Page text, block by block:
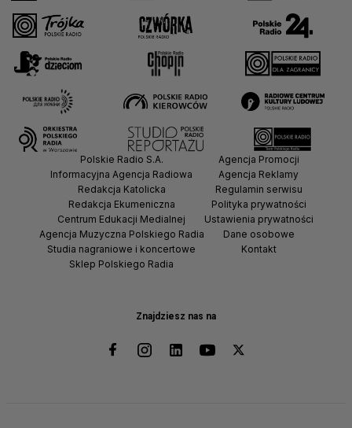
Znajdziesz nas na
Polskie Radio S.A.
Informacyjna Agencja Radiowa
Redakcja Katolicka
Redakcja Ekumeniczna
Centrum Edukacji Medialnej
Agencja Muzyczna Polskiego Radia
Studia nagraniowe i koncertowe
Sklep Polskiego Radia
Agencja Promocji
Agencja Reklamy
Regulamin serwisu
Polityka prywatności
Ustawienia prywatności
Dane osobowe
Kontakt